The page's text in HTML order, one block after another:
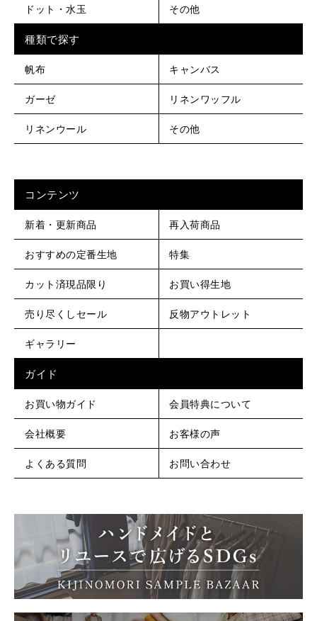
ドット・水玉 その他
種類で探す
帆布 キャンバス
ガーゼ リネンワッフル
リネンウール その他
コンテンツ
新着・更新商品 再入荷商品
おすすめの定番生地 特集
カット済現品限り お買い得生地
売り尽くしセール 反物アウトレット
ギャラリー
ガイド
お買い物ガイド 会員特典について
会社概要 お客様の声
よくある質問 お問い合わせ